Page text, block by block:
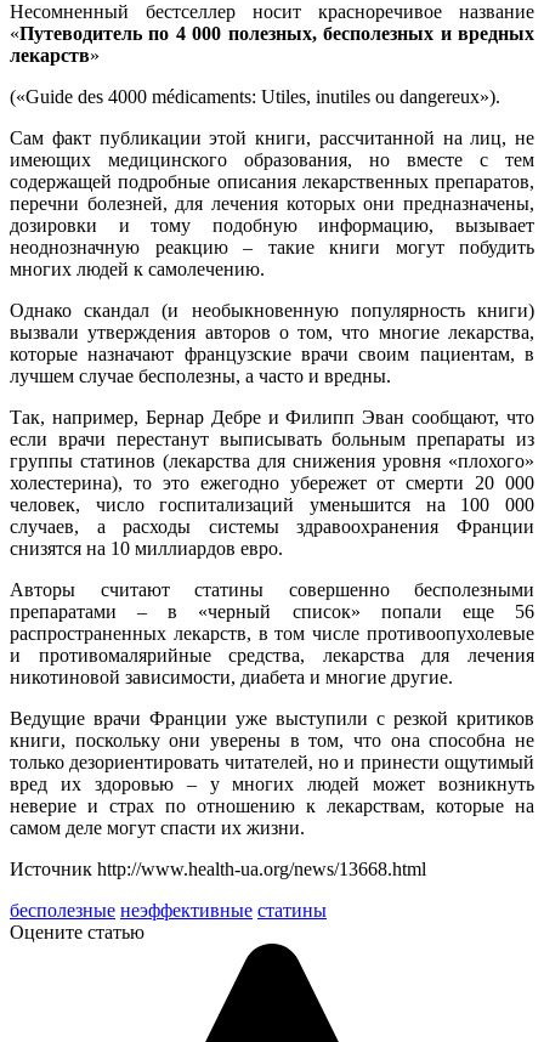
Несомненный бестселлер носит красноречивое название
«Путеводитель по 4 000 полезных, бесполезных и вредных
лекарств»
(«Guide des 4000 médicaments: Utiles, inutiles ou dangereux»).
Сам факт публикации этой книги, рассчитанной на лиц, не
имеющих медицинского образования, но вместе с тем
содержащей подробные описания лекарственных препаратов,
перечни болезней, для лечения которых они предназначены,
дозировки и тому подобную информацию, вызывает
неоднозначную реакцию – такие книги могут побудить
многих людей к самолечению.
Однако скандал (и необыкновенную популярность книги)
вызвали утверждения авторов о том, что многие лекарства,
которые назначают французские врачи своим пациентам, в
лучшем случае бесполезны, а часто и вредны.
Так, например, Бернар Дебре и Филипп Эван сообщают, что
если врачи перестанут выписывать больным препараты из
группы статинов (лекарства для снижения уровня «плохого»
холестерина), то это ежегодно убережет от смерти 20 000
человек, число госпитализаций уменьшится на 100 000
случаев, а расходы системы здравоохранения Франции
снизятся на 10 миллиардов евро.
Авторы считают статины совершенно бесполезными
препаратами – в «черный список» попали еще 56
распространенных лекарств, в том числе противоопухолевые
и противомалярийные средства, лекарства для лечения
никотиновой зависимости, диабета и многие другие.
Ведущие врачи Франции уже выступили с резкой критиков
книги, поскольку они уверены в том, что она способна не
только дезориентировать читателей, но и принести ощутимый
вред их здоровью – у многих людей может возникнуть
неверие и страх по отношению к лекарствам, которые на
самом деле могут спасти их жизни.
Источник http://www.health-ua.org/news/13668.html
бесполезные неэффективные статины
Оцените статью